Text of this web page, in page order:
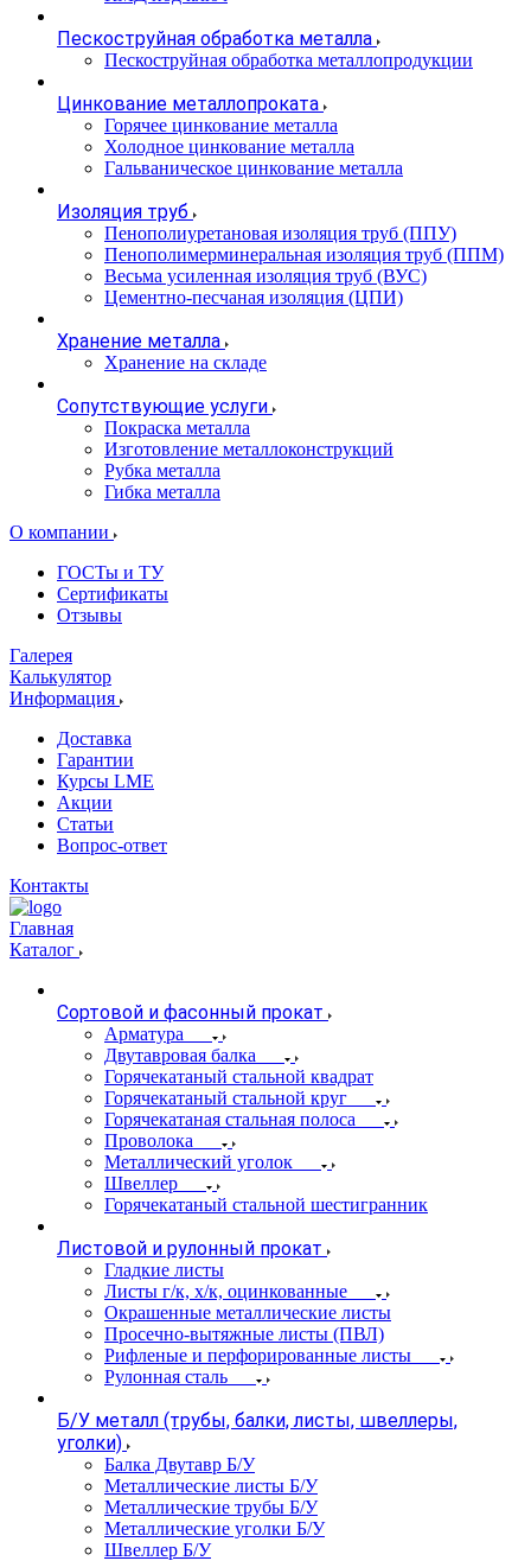
Пескоструйная обработка металла
Пескоструйная обработка металлопродукции
Цинкование металлопроката
Горячее цинкование металла
Холодное цинкование металла
Гальваническое цинкование металла
Изоляция труб
Пенополиуретановая изоляция труб (ППУ)
Пенополимерминеральная изоляция труб (ППМ)
Весьма усиленная изоляция труб (ВУС)
Цементно-песчаная изоляция (ЦПИ)
Хранение металла
Хранение на складе
Сопутствующие услуги
Покраска металла
Изготовление металлоконструкций
Рубка металла
Гибка металла
О компании
ГОСТы и ТУ
Сертификаты
Отзывы
Галерея
Калькулятор
Информация
Доставка
Гарантии
Курсы LME
Акции
Статьи
Вопрос-ответ
Контакты
Главная
Каталог
Сортовой и фасонный прокат
Арматура
Двутавровая балка
Горячекатаный стальной квадрат
Горячекатаный стальной круг
Горячекатаная стальная полоса
Проволока
Металлический уголок
Швеллер
Горячекатаный стальной шестигранник
Листовой и рулонный прокат
Гладкие листы
Листы г/к, х/к, оцинкованные
Окрашенные металлические листы
Просечно-вытяжные листы (ПВЛ)
Рифленые и перфорированные листы
Рулонная сталь
Б/У металл (трубы, балки, листы, швеллеры,
уголки)
Балка Двутавр Б/У
Металлические листы Б/У
Металлические трубы Б/У
Металлические уголки Б/У
Швеллер Б/У